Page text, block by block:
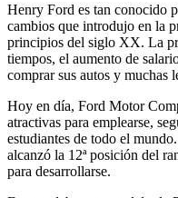
Henry Ford es tan conocido
cambios que introdujo en la
principios del siglo XX. La
tiempos, el aumento de
comprar sus autos y muchas
Hoy en día, Ford Motor
atractivas para emplearse,
estudiantes de todo el
alcanzó la 12ª posición del
para desarrollarse.